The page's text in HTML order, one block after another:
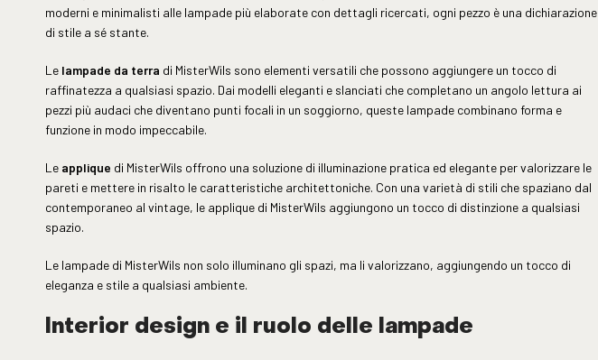
moderni e minimalisti alle lampade più elaborate con dettagli ricercati, ogni pezzo è una dichiarazione
di stile a sé stante.
Le lampade da terra di MisterWils sono elementi versatili che possono aggiungere un tocco di
raffinatezza a qualsiasi spazio. Dai modelli eleganti e slanciati che completano un angolo lettura ai
pezzi più audaci che diventano punti focali in un soggiorno, queste lampade combinano forma e
funzione in modo impeccabile.
Le applique di MisterWils offrono una soluzione di illuminazione pratica ed elegante per valorizzare le
pareti e mettere in risalto le caratteristiche architettoniche. Con una varietà di stili che spaziano dal
contemporaneo al vintage, le applique di MisterWils aggiungono un tocco di distinzione a qualsiasi
spazio.
Le lampade di MisterWils non solo illuminano gli spazi, ma li valorizzano, aggiungendo un tocco di
eleganza e stile a qualsiasi ambiente.
Interior design e il ruolo delle lampade